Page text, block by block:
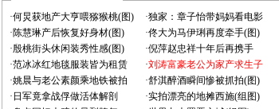
·何炅获地产大亨喂猕猴桃(图) ·独家：章子怡带妈妈看电影
·陈慧琳产后恢复好身材(图) ·佟大为马伊琍再度牵手(图)
·殷桃街头休闲装秀性感(图) ·倪萍赵忠祥十年后再携手
·范冰冰红地毯服装皆为租赁 ·刘涛富豪老公为家产求生子
·姚晨与老公素颜乘地铁被拍 ·舒淇醉酒瞬间惨被抓拍(图)
· 日军竟拿战俘做活体解剖 ·实拍漂亮的地摊西施(组图)